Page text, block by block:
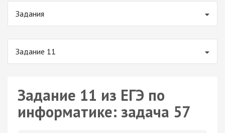
Задания
Задание 11
Задание 11 из ЕГЭ по
информатике: задача 57